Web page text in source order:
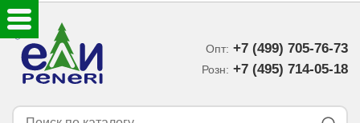
Опт: +7 (499) 705-76-73
Розн: +7 (495) 714-05-18‬
ЕЛКИ ИСКУССТВЕННЫЕ
ЕЛОЧНЫЕ УКРАШЕНИЯ